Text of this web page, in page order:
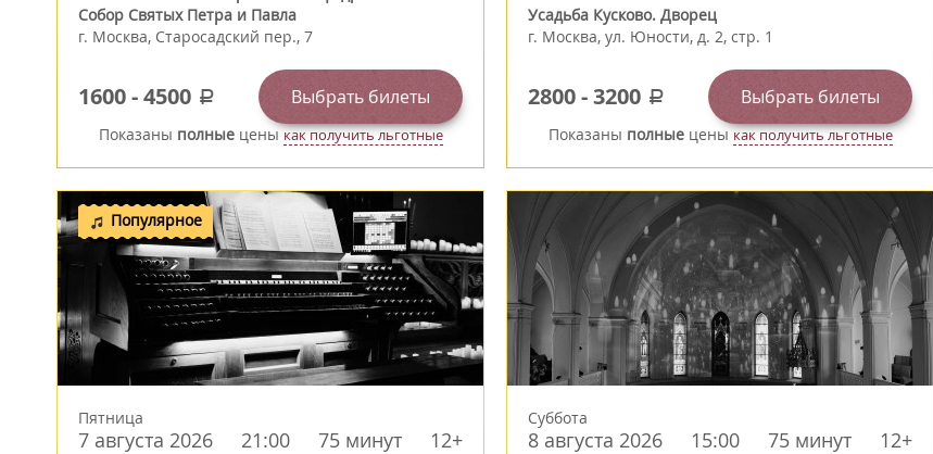
Собор Святых Петра и Павла
г. Москва, Старосадский пер., 7
1600-4500 a Выбрать билеты
Показаны полныеценыкак получить льготные
Усадьба Кусково. Дворец
г. Москва, ул. Юности, д. 2, стр. 1
2800-3200 a Выбрать билеты
Показаны полныеценыкак получить льготные
Популярное
Пятница
7 августа 2026 21:00 75 минут 12+
Суббота
8 августа 2026 15:00 75 минут 12+